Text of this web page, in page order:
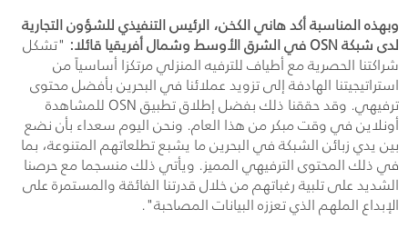
وبهذه المناسبة أكد هاني الكخن، الرئيس التنفيذي للشؤون التجارية
لدى شبكةOSNفي الشرق الأوسط وشمال أفريقيا قائلا: "تشكل
شراكتنا الحصرية مع أطياف للترفيه المنزلي مرتكزا أساسياً من
استراتيجيتنا الهادفة إلى تزويد عملائنا في البحرين بأفضل محتوى
ترفيهي. وقد حققنا ذلك بفضل إطلاق تطبيقOSNللمشاهدة
أونلاين في وقت مبكر من هذا العام. ونحن اليوم سعداء بأن نضع
بين يدي زبائن الشبكة في البحرين ما يشبع تطلعاتهم المتنوعة، بما
في ذلك المحتوى الترفيهي المميز. ويأتي ذلك منسجما مع حرصنا
الشديد على تلبية رغباتهم من خلال قدرتنا الفائقة والمستمرة على
الإبداع الملهم الذي تعززه البيانات المصاحبة".